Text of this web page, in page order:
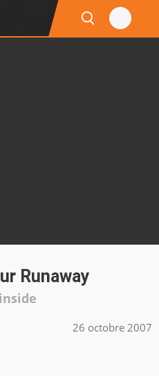
Runaway
26 octobre 2007